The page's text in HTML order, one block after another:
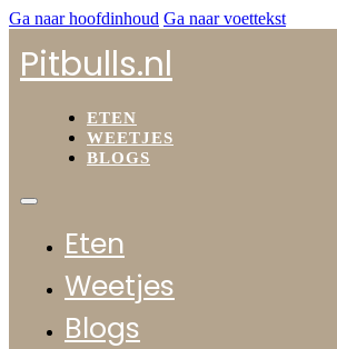
Ga naar hoofdinhoud Ga naar voettekst
Pitbulls.nl
ETEN
WEETJES
BLOGS
Eten
Weetjes
Blogs